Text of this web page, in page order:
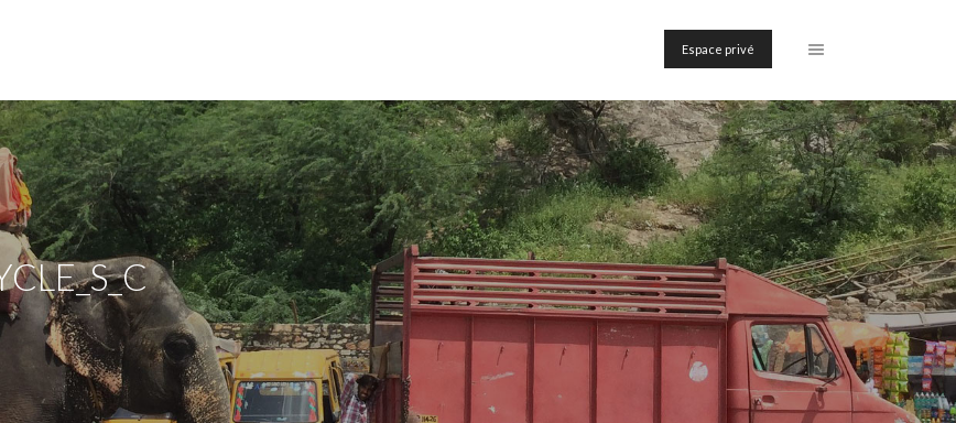
Espace privé